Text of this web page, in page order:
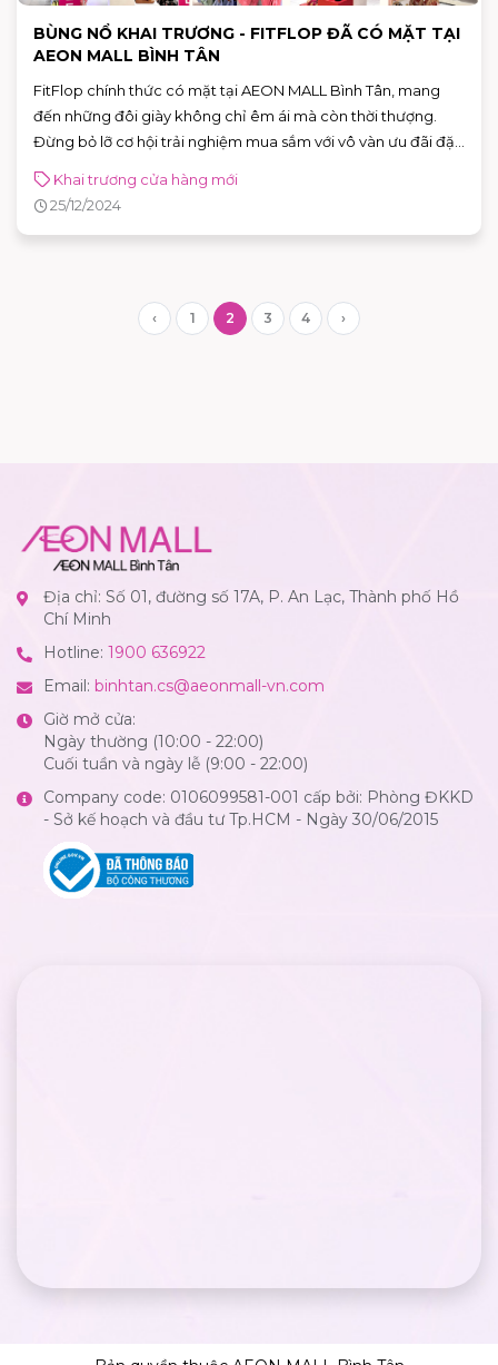
BÙNG NỔ KHAI TRƯƠNG - FITFLOP ĐÃ CÓ MẶT TẠI
AEON MALL BÌNH TÂN
FitFlop chính thức có mặt tại AEON MALL Bình Tân, mang
đến những đôi giày không chỉ êm ái mà còn thời thượng.
Đừng bỏ lỡ cơ hội trải nghiệm mua sắm với vô vàn ưu đãi đặc
Khai trương cửa hàng mới
25/12/2024
‹ 1 2 3 4 ›
Địa chỉ: Số 01, đường số 17A, P. An Lạc, Thành phố Hồ
Chí Minh
Hotline: 1900 636922
Email: binhtan.cs@aeonmall-vn.com
Giờ mở cửa:
Ngày thường (10:00 - 22:00)
Cuối tuần và ngày lễ (9:00 - 22:00)
Company code: 0106099581-001 cấp bởi: Phòng ĐKKD
- Sở kế hoạch và đầu tư Tp.HCM - Ngày 30/06/2015